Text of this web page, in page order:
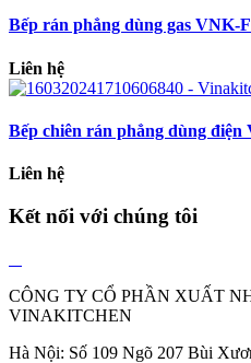
Bếp rán phẳng dùng gas VNK-
Liên hệ
Bếp chiên rán phẳng dùng điện
Liên hệ
Kết nối với chúng tôi
CÔNG TY CỔ PHẦN XUẤT
VINAKITCHEN
Hà Nội: Số 109 Ngõ 207 Bùi